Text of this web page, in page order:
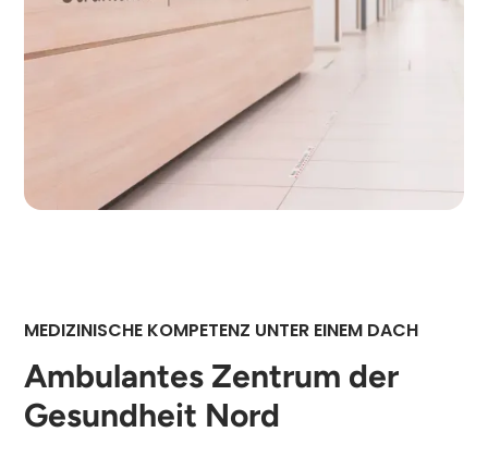
Patient schon vor Behandlungsbeginn geschwächt
ist. Für den Fall, dass eine stationäre Behandlung
notwendig wird, verfügt das Klinikum Bremen-Mitte
über eine eigene strahlentherapeutische
Bettenstation. Betreut wird diese gemeinsam von
den Ärztinnen und Ärzten des Fachbereichs
Strahlentherapie und Radioonkologie und
onkologisch versierten Internistinnen und Internisten.
Im Bedarfsfall können dadurch ohne Informations-
MEDIZINISCHE KOMPETENZ UNTER EINEM DACH
Ambulantes Zentrum der
Gesundheit Nord